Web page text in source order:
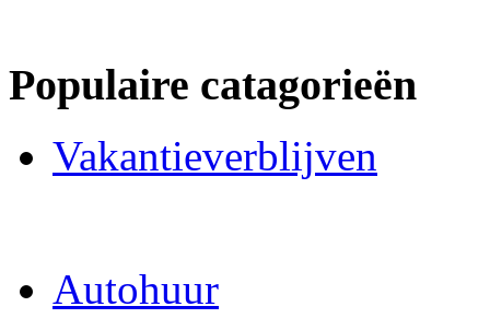
Populaire catagorieën
Vakantieverblijven
Autohuur